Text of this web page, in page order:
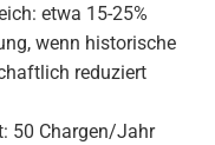
etwa 15-25%
wenn historische
reduziert
50 Chargen/Jahr